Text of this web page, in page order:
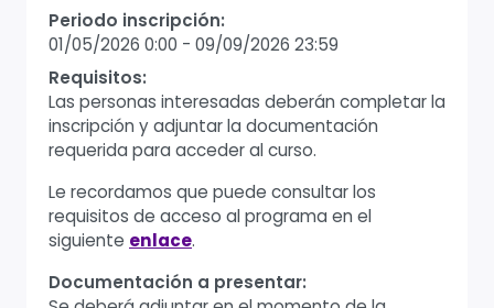
Periodo inscripción:
01/05/2026 0:00 - 09/09/2026 23:59
Requisitos:
Las personas interesadas deberán completar la
inscripción y adjuntar la documentación
requerida para acceder al curso.
Le recordamos que puede consultar los
requisitos de acceso al programa en el
siguiente enlace.
Documentación a presentar: